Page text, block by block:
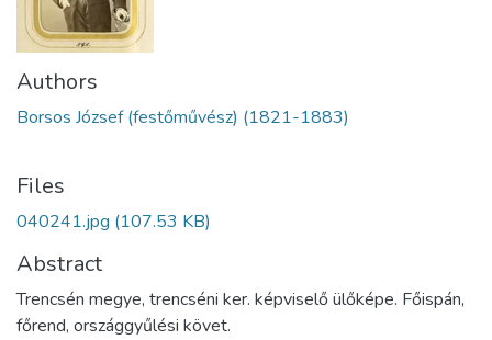
Authors
Borsos József (festőművész) (1821-1883)
Files
040241.jpg (107.53 KB)
Abstract
Trencsén megye, trencséni ker. képviselő ülőképe. Főispán,
főrend, országgyűlési követ.